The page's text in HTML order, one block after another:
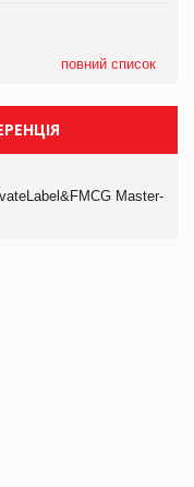
повний список
Master-